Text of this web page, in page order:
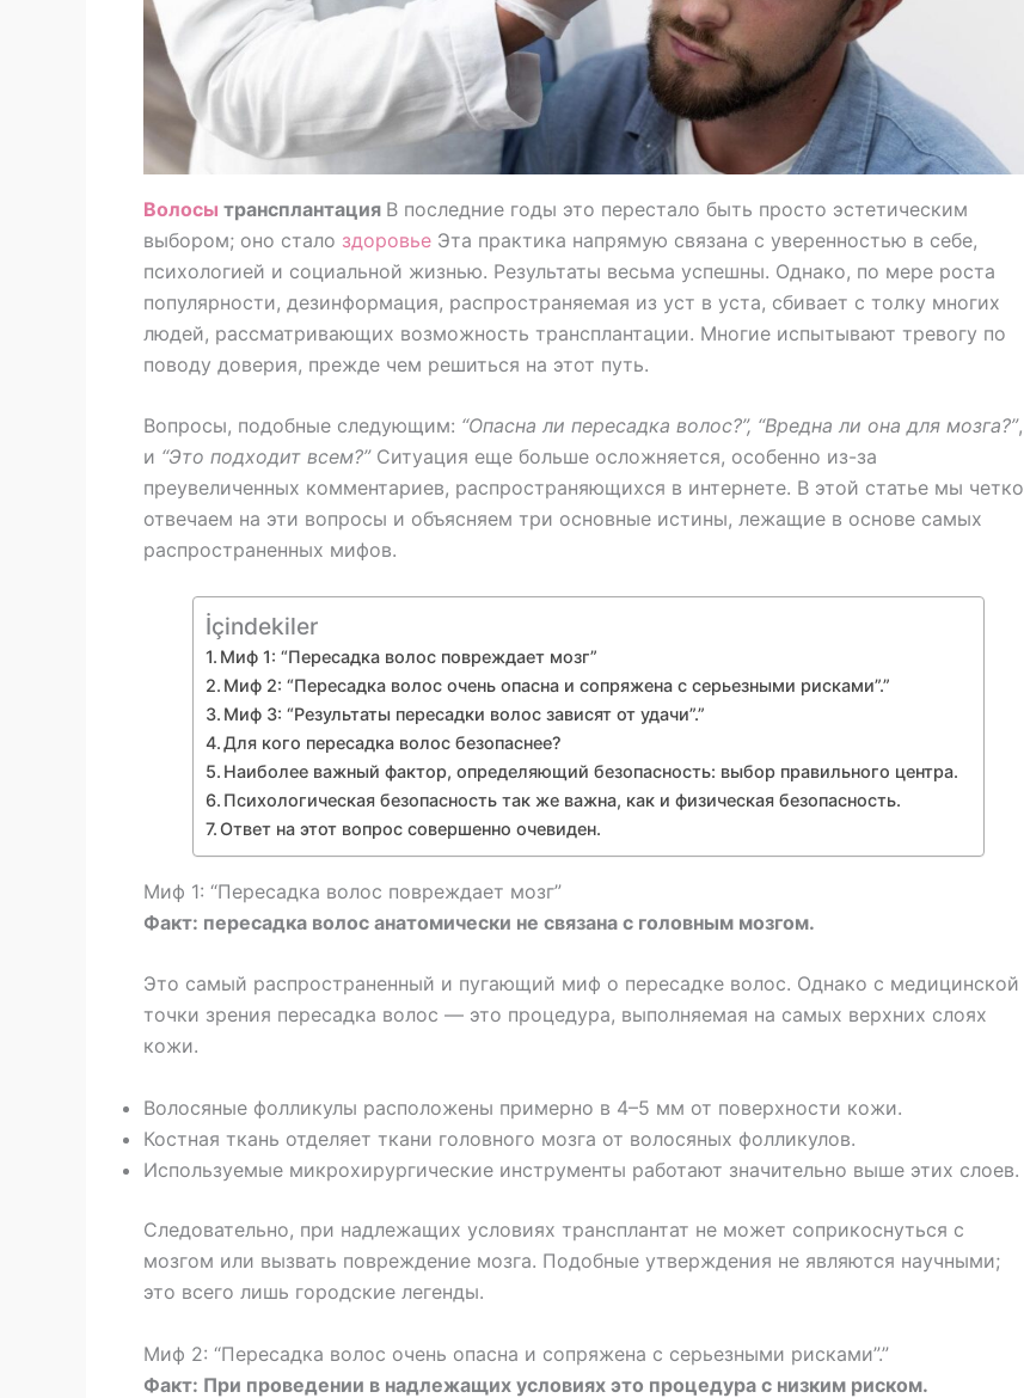
Волосы трансплантация В последние годы это перестало быть просто эстетическим
выбором; оно стало здоровье Эта практика напрямую связана с уверенностью в себе,
психологией и социальной жизнью. Результаты весьма успешны. Однако, по мере роста
популярности, дезинформация, распространяемая из уст в уста, сбивает с толку многих
людей, рассматривающих возможность трансплантации. Многие испытывают тревогу по
поводу доверия, прежде чем решиться на этот путь.
Вопросы, подобные следующим: “Опасна ли пересадка волос?”, “Вредна ли она для мозга?”,
и “Это подходит всем?”Ситуация еще больше осложняется, особенно из-за
преувеличенных комментариев, распространяющихся в интернете. В этой статье мы четко
отвечаем на эти вопросы и объясняем три основные истины, лежащие в основе самых
распространенных мифов.
İçindekiler
Миф 1: “Пересадка волос повреждает мозг”
Миф 2: “Пересадка волос очень опасна и сопряжена с серьезными рисками”.”
Миф 3: “Результаты пересадки волос зависят от удачи”.”
Для кого пересадка волос безопаснее?
Наиболее важный фактор, определяющий безопасность: выбор правильного центра.
Психологическая безопасность так же важна, как и физическая безопасность.
Ответ на этот вопрос совершенно очевиден.
Миф 1: “Пересадка волос повреждает мозг”
Факт: пересадка волос анатомически не связана с головным мозгом.
Это самый распространенный и пугающий миф о пересадке волос. Однако с медицинской
точки зрения пересадка волос — это процедура, выполняемая на самых верхних слоях
кожи.
Волосяные фолликулы расположены примерно в 4–5 мм от поверхности кожи.
Костная ткань отделяет ткани головного мозга от волосяных фолликулов.
Используемые микрохирургические инструменты работают значительно выше этих слоев.
Следовательно, при надлежащих условиях трансплантат не может соприкоснуться с
мозгом или вызвать повреждение мозга. Подобные утверждения не являются научными;
это всего лишь городские легенды.
Миф 2: “Пересадка волос очень опасна и сопряжена с серьезными рисками”.”
Факт: При проведении в надлежащих условиях это процедура с низким риском.